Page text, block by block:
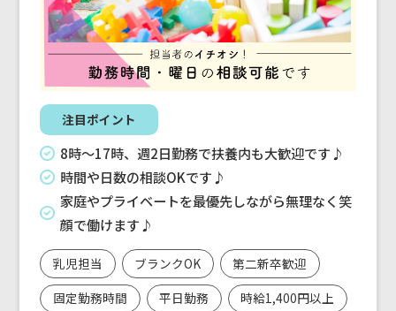
注目ポイント
8時〜17時、週2日勤務で扶養内も大歓迎です♪
時間や日数の相談OKです♪
家庭やプライベートを最優先しながら無理なく笑
顔で働けます♪
乳児担当 ブランクOK
第二新卒歓迎
固定勤務時間
平日勤務
時給1,400円以上